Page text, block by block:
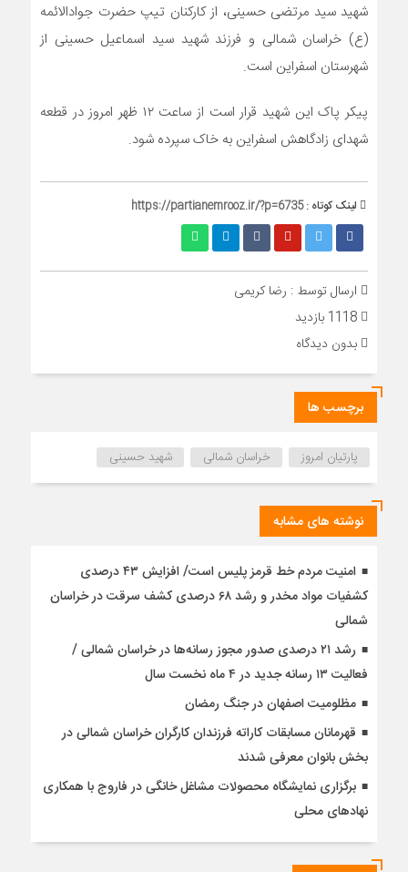
شهید سید مرتضی حسینی، از کارکنان تیپ حضرت جوادالائمه
(ع) خراسان شمالی و فرزند شهید سید اسماعیل حسینی از
شهرستان اسفراین است.
پیکر پاک این شهید قرار است از ساعت ۱۲ ظهر امروز در قطعه
شهدای زادگاهش اسفراین به خاک سپرده شود.
لینک کوتاه :https://partianemrooz.ir/?p=6735
ارسال توسط : رضا کریمی
بدون دیدگاه
برچسب ها
پارتیان امروز خراسان شمالی شهید حسینی
نوشته های مشابه
امنیت مردم خط قرمز پلیس است/ افزایش ۴۳ درصدی
کشفیات مواد مخدر و رشد ۶۸ درصدی کشف سرقت در خراسان
شمالی
رشد ۲۱ درصدی صدور مجوز رسانه‌ها در خراسان شمالی /
فعالیت ۱۳ رسانه جدید در ۴ ماه نخست سال
مظلومیت اصفهان در جنگ رمضان
قهرمانان مسابقات کاراته فرزندان کارگران خراسان شمالی در
بخش بانوان معرفی شدند
برگزاری نمایشگاه محصولات مشاغل خانگی در فاروج با همکاری
نهادهای محلی